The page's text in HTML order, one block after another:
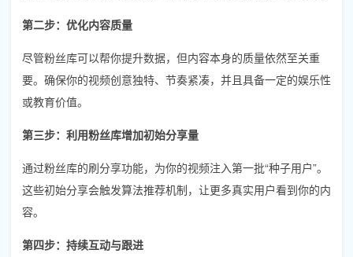
第二步：优化内容质量
尽管粉丝库可以帮你提升数据，但内容本身的质量依然至关重
要。确保你的视频创意独特、节奏紧凑，并且具备一定的娱乐性
或教育价值。
第三步：利用粉丝库增加初始分享量
通过粉丝库的刷分享功能，为你的视频注入第一批“种子用户”。
这些初始分享会触发算法推荐机制，让更多真实用户看到你的内
容。
第四步：持续互动与跟进